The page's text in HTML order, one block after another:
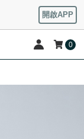
開啟APP
0